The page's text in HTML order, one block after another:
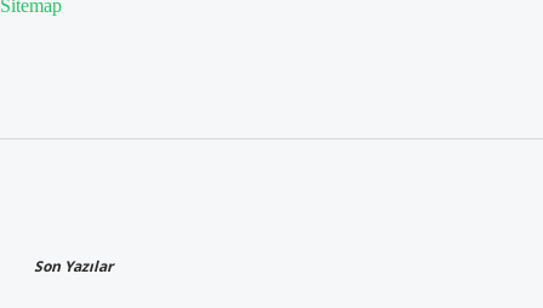
Sitemap
Son Yazılar